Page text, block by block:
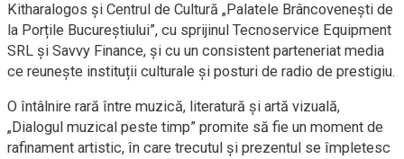
Kitharalogos și Centrul de Cultură „Palatele Brâncovenești de
la Porțile Bucureștiului”, cu sprijinul Tecnoservice Equipment
SRL și Savvy Finance, și cu un consistent parteneriat media
ce reunește instituții culturale și posturi de radio de prestigiu.
O întâlnire rară între muzică, literatură și artă vizuală,
„Dialogul muzical peste timp” promite să fie un moment de
rafinament artistic, în care trecutul și prezentul se împletesc